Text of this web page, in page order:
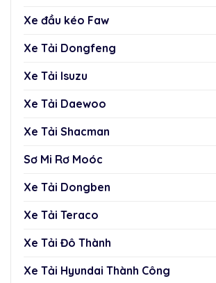
Xe đầu kéo Faw
Xe Tải Dongfeng
Xe Tải Isuzu
Xe Tải Daewoo
Xe Tải Shacman
Sơ Mi Rơ Moóc
Xe Tải Dongben
Xe Tải Teraco
Xe Tải Đô Thành
Xe Tải Hyundai Thành Công